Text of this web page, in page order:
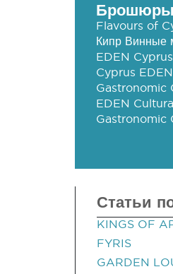
Flavours of
Кипр Винные
EDEN Cyprus
Cyprus
Gastronomic
EDEN
Gastronomic
Статьи
KINGS OF
FYRIS
GARDEN